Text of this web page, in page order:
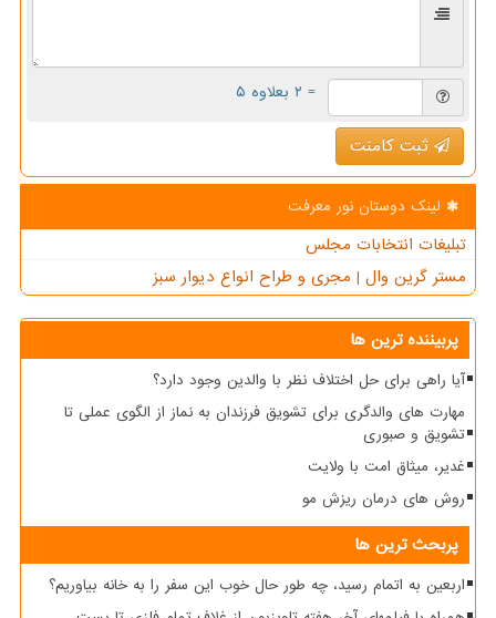
= ۲ بعلاوه ۵
ثبت کامنت
لینک دوستان نور معرفت
تبلیغات انتخابات مجلس
مستر گرین وال | مجری و طراح انواع دیوار سبز
پربیننده ترین ها
آیا راهی برای حل اختلاف نظر با والدین وجود دارد؟
مهارت های والدگری برای تشویق فرزندان به نماز از الگوی عملی تا
تشویق و صبوری
غدیر، میثاق امت با ولایت
روش های درمان ریزش مو
پربحث ترین ها
اربعین به اتمام رسید، چه طور حال خوب این سفر را به خانه بیاوریم؟